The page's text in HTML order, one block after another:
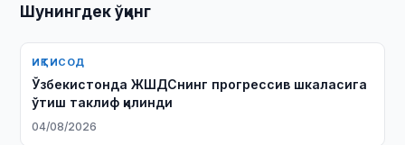
Шунингдек ўқинг
ИҚТИСОД
Ўзбекистонда ЖШДСнинг прогрессив шкаласига
ўтиш таклиф қилинди
04/08/2026